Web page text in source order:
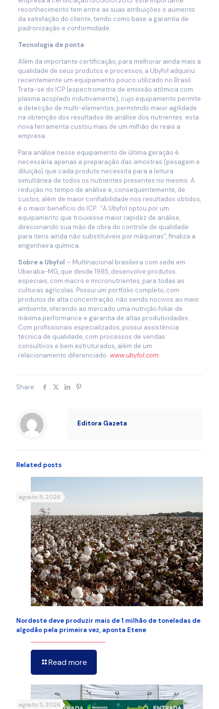
reconhecimento tem entre as suas atribuições o aumento
da satisfação do cliente, tendo como base a garantia de
padronização e conformidade.
Tecnologia de ponta
Além da importante certificação, para melhorar ainda mais a
qualidade de seus produtos e processos, a Ubyfol adquiriu
recentemente um equipamento pouco utilizado no Brasil.
Trata-se do ICP (espectrometria de emissão atômica com
plasma acoplado indutivamente), cujo equipamento permite
a detecção de multi-elementos, permitindo maior agilidade
na obtenção dos resultados de análise dos nutrientes. esta
nova ferramenta custou mais de um milhão de reais a
empresa.
Para análise nesse equipamento de última geração é
necessária apenas a preparação das amostras (pesagem e
diluição) que cada produto necessita para a leitura
simultânea de todos os nutrientes presentes no mesmo. A
redução no tempo de análise e, consequentemente, de
custos, além de maior confiabilidade nos resultados obtidos,
é o maior benefício do ICP. “A Ubyfol optou por um
equipamento que trouxesse maior rapidez de análise,
direcionando sua mão de obra do controle de qualidade
para itens ainda não substituíveis por máquinas”, finaliza a
engenheira química.
Sobre a Ubyfol – Multinacional brasileira com sede em
Uberaba-MG, que desde 1985, desenvolve produtos
especiais, com macro e micronutrientes, para todas as
culturas agrícolas. Possui um portfólio completo, com
produtos de alta concentração, não sendo nocivos ao meio
ambiente, oferendo ao mercado uma nutrição foliar de
máxima performance e garantia de altas produtividades.
Com profissionais especializados, possui assistência
técnica de qualidade, com processos de vendas
consultivos e bem estruturados, além de um
relacionamento diferenciado. www.ubyfol.com.
Share
Editora Gazeta
Related posts
agosto 5, 2026
Nordeste deve produzir mais de 1 milhão de toneladas de
algodão pela primeira vez, aponta Etene
Read more
agosto 5, 2026